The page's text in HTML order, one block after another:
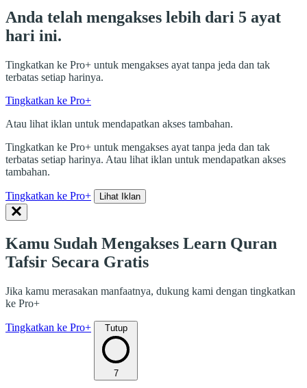
Anda telah mengakses lebih dari 5 ayat
hari ini.
Tingkatkan ke Pro+ untuk mengakses ayat tanpa jeda dan tak
terbatas setiap harinya.
Tingkatkan ke Pro+
Atau lihat iklan untuk mendapatkan akses tambahan.
Tingkatkan ke Pro+ untuk mengakses ayat tanpa jeda dan tak
terbatas setiap harinya. Atau lihat iklan untuk mendapatkan akses
tambahan.
Tingkatkan ke Pro+ Lihat Iklan
Kamu Sudah Mengakses Learn Quran
Tafsir Secara Gratis
Jika kamu merasakan manfaatnya, dukung kami dengan tingkatkan
ke Pro+
Tingkatkan ke Pro+ Tutup
7